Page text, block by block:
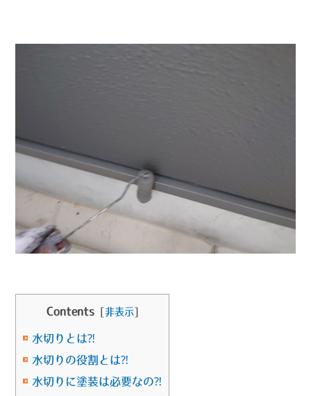
Contents 非表示]
水切りとは⁈
水切りの役割とは⁈
水切りに塗装は必要なの⁈